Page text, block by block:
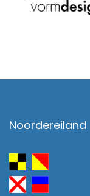
Noordereiland